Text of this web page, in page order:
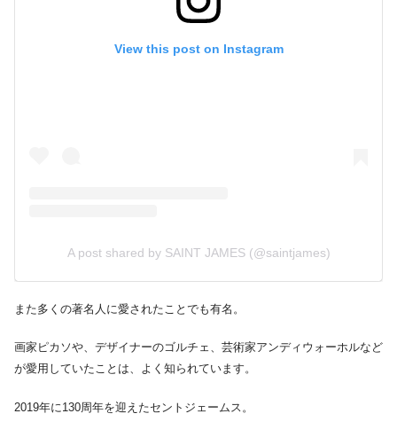
View this post on Instagram
A post shared by SAINT JAMES (@saintjames)
また多くの著名人に愛されたことでも有名。
画家ピカソや、デザイナーのゴルチェ、芸術家アンディウォーホルなど
が愛用していたことは、よく知られています。
2019年に130周年を迎えたセントジェームス。